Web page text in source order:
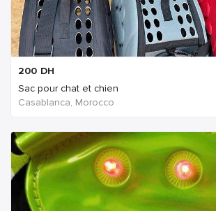
200 DH
Sac pour chat et chien
Casablanca, Morocco